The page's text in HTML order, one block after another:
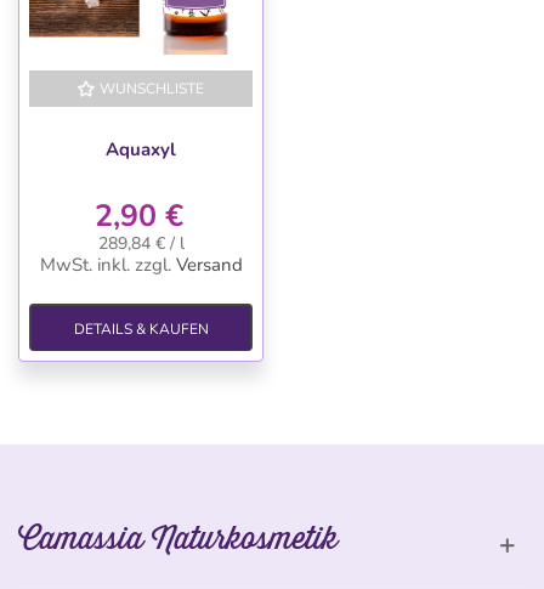
WUNSCHLISTE
Aquaxyl
2,90 €
289,84 € / l
MwSt. inkl. zzgl. Versand
DETAILS & KAUFEN
Camassia Naturkosmetik